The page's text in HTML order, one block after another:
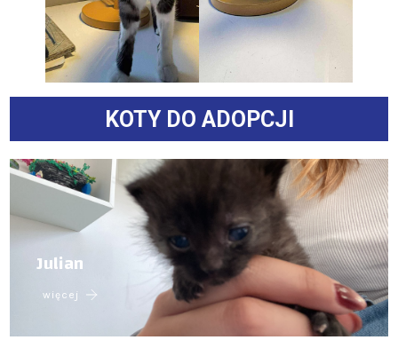
KOTY DO ADOPCJI
Julian
więcej